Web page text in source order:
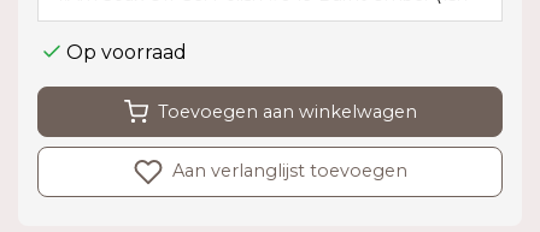
Op voorraad
Toevoegen aan winkelwagen
Aan verlanglijst toevoegen